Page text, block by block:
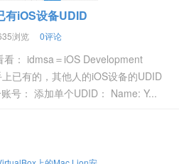
有iOS设备UDID
浏览 0评论
： idmsa＝iOS Development
已有的，其他人的iOS设备的UDID
号： 添加单个UDID： Name: Y...